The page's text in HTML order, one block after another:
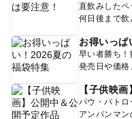
直飲みしたペ
何日後まで飲
お得いっぱ
早い者勝ち
発売日や価格
【子供映
パウ・パトロ
アンパンマン